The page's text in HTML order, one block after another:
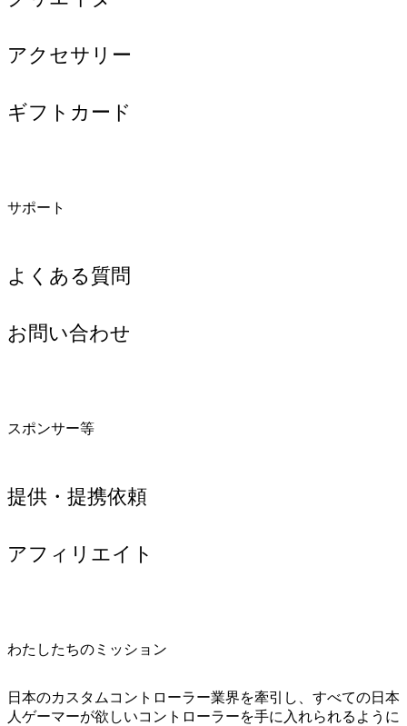
アクセサリー
ギフトカード
サポート
よくある質問
お問い合わせ
スポンサー等
提供・提携依頼
アフィリエイト
わたしたちのミッション
日本のカスタムコントローラー業界を牽引し、すべての日本
人ゲーマーが欲しいコントローラーを手に入れられるように